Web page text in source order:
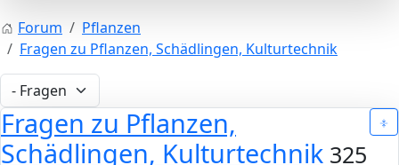
Forum
Pflanzen
Fragen zu Pflanzen, Schädlingen, Kulturtechnik
Fragen zu Pflanzen,
Schädlingen, Kulturtechnik 325